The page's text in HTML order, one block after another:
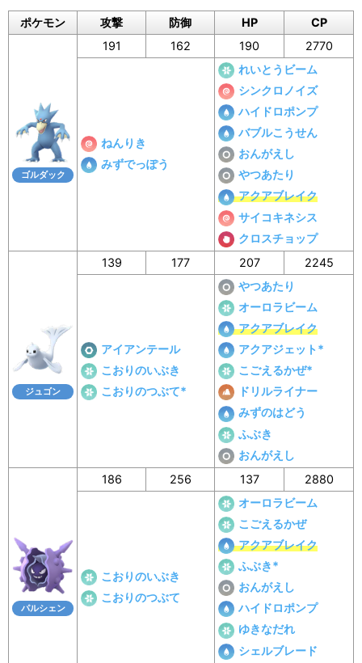
ポケモン 攻撃 防御 HP CP
ゴルダック
191 162 190 2770
ねんりき
みずでっぽう
れいとうビーム
シンクロノイズ
ハイドロポンプ
バブルこうせん
おんがえし
やつあたり
アクアブレイク
サイコキネシス
クロスチョップ
ジュゴン
139 177 207 2245
アイアンテール
こおりのいぶき
こおりのつぶて*
やつあたり
オーロラビーム
アクアブレイク
アクアジェット*
こごえるかぜ*
ドリルライナー
みずのはどう
ふぶき
おんがえし
パルシェン
186 256 137 2880
こおりのいぶき
こおりのつぶて
オーロラビーム
こごえるかぜ
アクアブレイク
ふぶき*
おんがえし
ハイドロポンプ
ゆきなだれ
シェルブレード